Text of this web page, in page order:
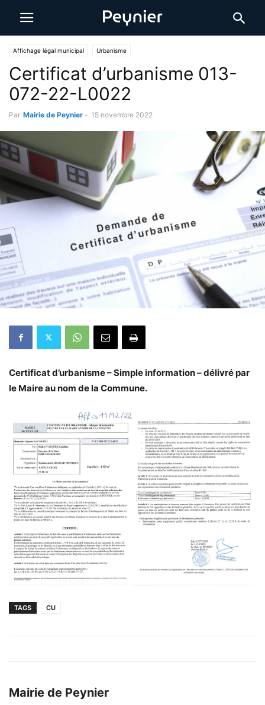
Affichage légal municipal Urbanisme
Certificat d’urbanisme 013-
072-22-L0022
Par Mairie de Peynier - 15 novembre 2022
Certificat d’urbanisme – Simple information – délivré par
le Maire au nom de la Commune.
TAGS CU
Mairie de Peynier